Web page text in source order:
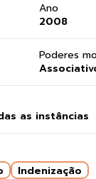
Ano
2008
Poderes
as instâncias
Indenização